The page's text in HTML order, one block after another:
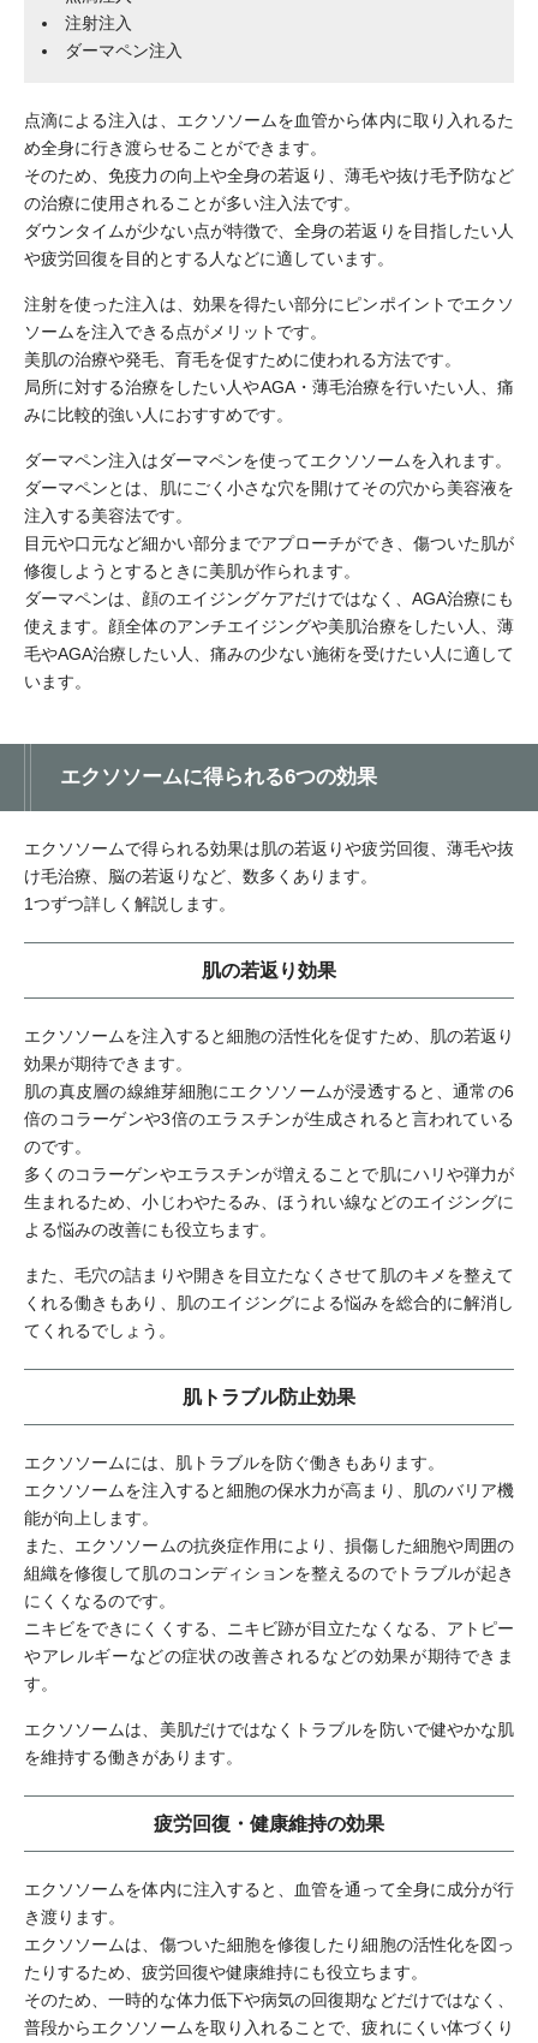
注射注入
ダーマペン注入
点滴による注入は、エクソソームを血管から体内に取り入れるた
め全身に行き渡らせることができます。
そのため、免疫力の向上や全身の若返り、薄毛や抜け毛予防など
の治療に使用されることが多い注入法です。
ダウンタイムが少ない点が特徴で、全身の若返りを目指したい人
や疲労回復を目的とする人などに適しています。
注射を使った注入は、効果を得たい部分にピンポイントでエクソ
ソームを注入できる点がメリットです。
美肌の治療や発毛、育毛を促すために使われる方法です。
局所に対する治療をしたい人やAGA・薄毛治療を行いたい人、痛
みに比較的強い人におすすめです。
ダーマペン注入はダーマペンを使ってエクソソームを入れます。
ダーマペンとは、肌にごく小さな穴を開けてその穴から美容液を
注入する美容法です。
目元や口元など細かい部分までアプローチができ、傷ついた肌が
修復しようとするときに美肌が作られます。
ダーマペンは、顔のエイジングケアだけではなく、AGA治療にも
使えます。顔全体のアンチエイジングや美肌治療をしたい人、薄
毛やAGA治療したい人、痛みの少ない施術を受けたい人に適して
います。
エクソソームに得られる6つの効果
エクソソームで得られる効果は肌の若返りや疲労回復、薄毛や抜
け毛治療、脳の若返りなど、数多くあります。
1つずつ詳しく解説します。
肌の若返り効果
エクソソームを注入すると細胞の活性化を促すため、肌の若返り
効果が期待できます。
肌の真皮層の線維芽細胞にエクソソームが浸透すると、通常の6
倍のコラーゲンや3倍のエラスチンが生成されると言われている
のです。
多くのコラーゲンやエラスチンが増えることで肌にハリや弾力が
生まれるため、小じわやたるみ、ほうれい線などのエイジングに
よる悩みの改善にも役立ちます。
また、毛穴の詰まりや開きを目立たなくさせて肌のキメを整えて
くれる働きもあり、肌のエイジングによる悩みを総合的に解消し
てくれるでしょう。
肌トラブル防止効果
エクソソームには、肌トラブルを防ぐ働きもあります。
エクソソームを注入すると細胞の保水力が高まり、肌のバリア機
能が向上します。
また、エクソソームの抗炎症作用により、損傷した細胞や周囲の
組織を修復して肌のコンディションを整えるのでトラブルが起き
にくくなるのです。
ニキビをできにくくする、ニキビ跡が目立たなくなる、アトピー
やアレルギーなどの症状の改善されるなどの効果が期待できま
す。
エクソソームは、美肌だけではなくトラブルを防いで健やかな肌
を維持する働きがあります。
疲労回復・健康維持の効果
エクソソームを体内に注入すると、血管を通って全身に成分が行
き渡ります。
エクソソームは、傷ついた細胞を修復したり細胞の活性化を図っ
たりするため、疲労回復や健康維持にも役立ちます。
そのため、一時的な体力低下や病気の回復期などだけではなく、
普段からエクソソームを取り入れることで、疲れにくい体づくり